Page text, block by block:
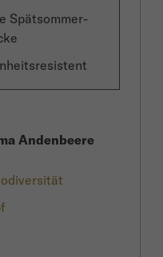
Spätsommer-
Andenbeere